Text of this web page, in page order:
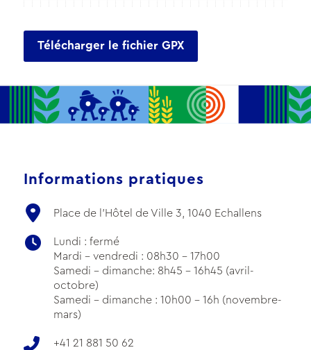
Télécharger le fichier GPX
Informations pratiques
Place de l'Hôtel de Ville 3, 1040 Echallens
Lundi : fermé
Mardi - vendredi : 08h30 - 17h00
Samedi - dimanche: 8h45 - 16h45 (avril-
octobre)
Samedi - dimanche : 10h00 - 16h (novembre-
mars)
+41 21 881 50 62